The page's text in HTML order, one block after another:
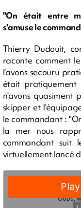
"On était entre
s'amuse le
Thierry Dudouit,
raconte comment
l'avons secouru
était
n'avons quasiment
skipper et
le commandant :
la mer nous
commandant suit
virtuellement lancé